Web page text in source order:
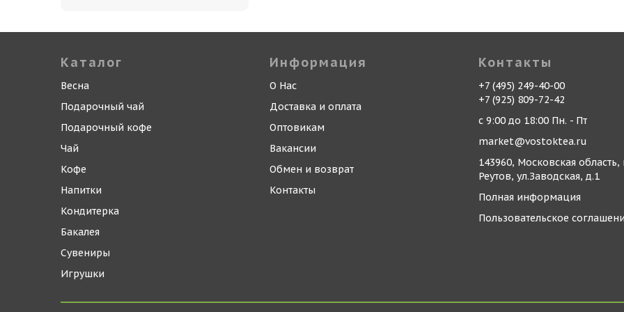
Каталог
Весна
Подарочный чай
Подарочный кофе
Чай
Кофе
Напитки
Кондитерка
Бакалея
Сувениры
Игрушки
Информация
О Нас
Доставка и оплата
Оптовикам
Вакансии
Обмен и возврат
Контакты
Контакты
+7 (495) 249-40-00
+7 (925) 809-72-42
с 9:00 до 18:00 Пн. - Пт
market@vostoktea.ru
143960, Московская область,
Реутов, ул.Заводская, д.1
Полная информация
Пользовательское